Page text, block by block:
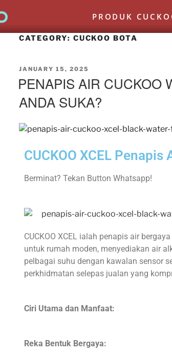
PRODUK
CATEGORY: CUCKOO BOTA
JANUARY 15, 2025
PENAPIS AIR CUCKOO
ANDA SUKA?
CUCKOO XCEL Penapis
Berminat? Tekan Button Whatsapp!
CUCKOO XCEL ialah penapis air
untuk rumah moden, menyediakan air
pelbagai suhu dengan kawalan sensor
perkhidmatan selepas jualan yang
Ciri Utama dan Manfaat:
Reka Bentuk Bergaya: